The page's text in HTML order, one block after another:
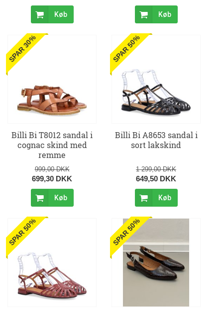
Køb Køb
SPAR 30%
Billi Bi T8012 sandal i
cognac skind med
remme
999,00 DKK
699,30 DKK
Køb
SPAR 50%
Billi Bi A8653 sandal i
sort lakskind
1 299,00 DKK
649,50 DKK
Køb
SPAR 50% SPAR 50%